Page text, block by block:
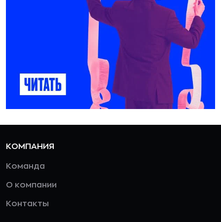
КОМПАНИЯ
Команда
О компании
Контакты